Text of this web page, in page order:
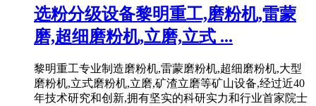
选粉分级设备黎明重工,磨粉机,雷蒙
磨,超细磨粉机,立磨,立式 ...
黎明重工专业制造磨粉机,雷蒙磨粉机,超细磨粉机,大型
磨粉机,立式磨粉机,立磨,矿渣立磨等矿山设备,经过近40
年技术研究和创新,拥有坚实的科研实力和行业首家院士